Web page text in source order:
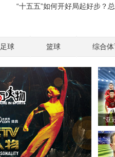
足球 篮球 综合体
“亚